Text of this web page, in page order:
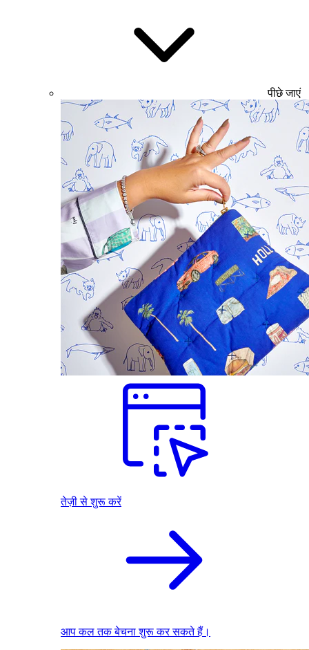
पीछे जाएं
तेज़ी से शुरू करें
आप कल तक बेचना शुरू कर सकते हैं।